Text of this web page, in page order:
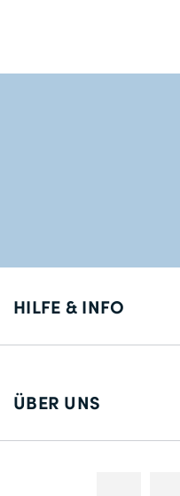
HILFE & INFO
Lieferung
ÜBER UNS